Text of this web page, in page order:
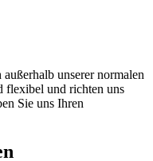
unserer normalen
flexibel und richten uns
Sie uns Ihren